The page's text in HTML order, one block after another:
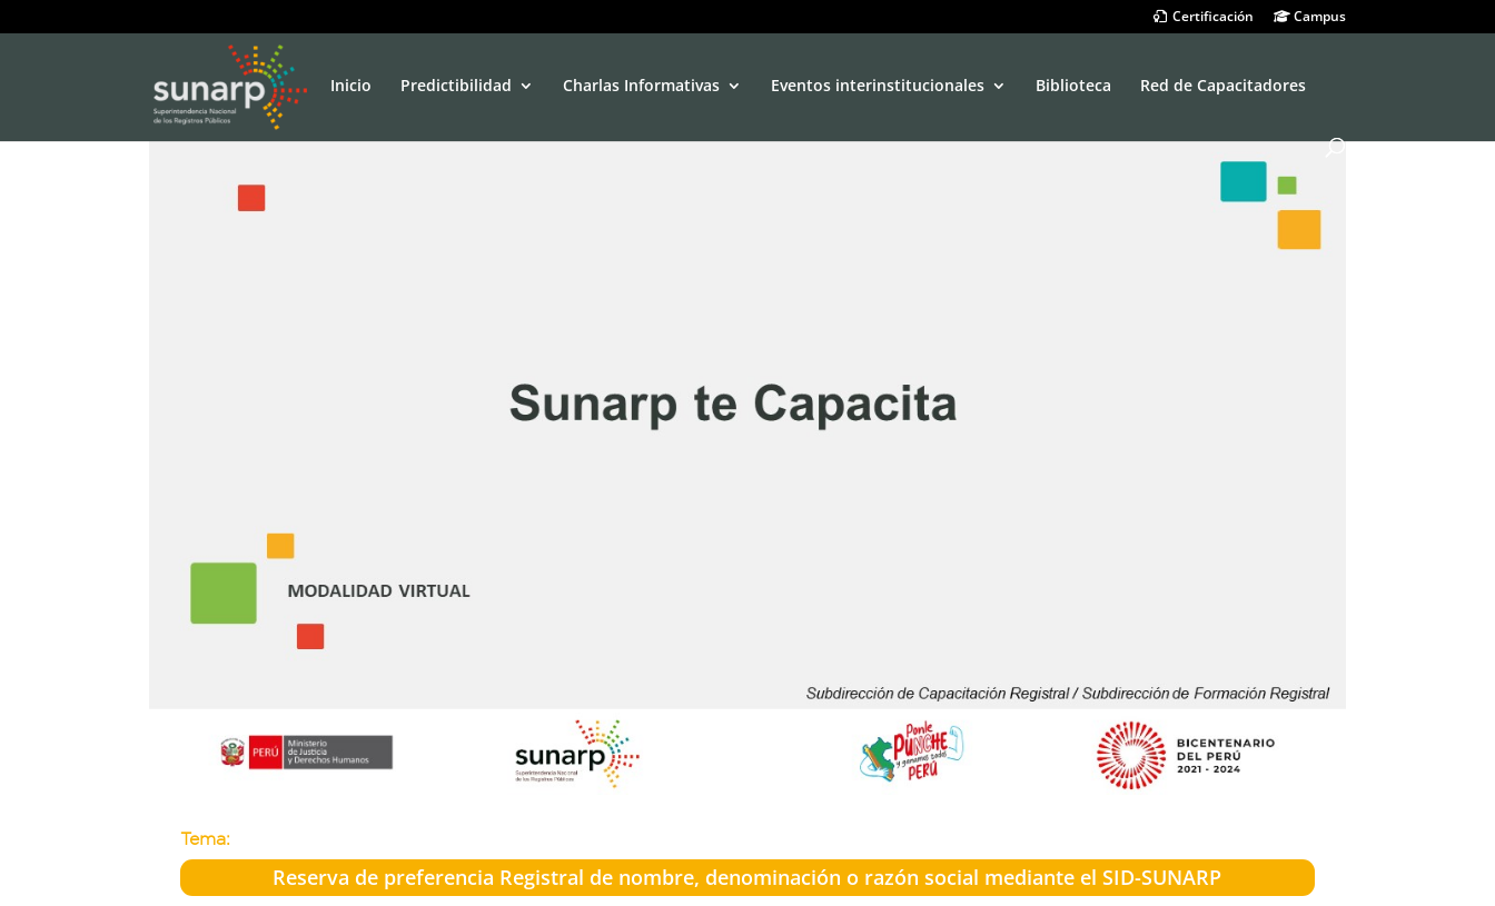
Certificación Campus
Inicio Predictibilidad Charlas Informativas Eventos interinstitucionales Biblioteca Red de Capacitadores
Tema:
Reserva de preferencia Registral de nombre, denominación o razón social mediante el SID-SUNARP